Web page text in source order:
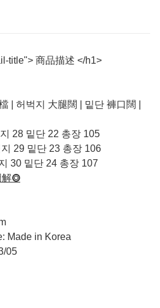
title"> 商品描述 </h1>
| 허벅지 大腿闊 | 밑단 褲口闊 |
28 밑단 22 총장 105
29 밑단 23 총장 106
30 밑단 24 총장 107
解⭗
Made in Korea
05